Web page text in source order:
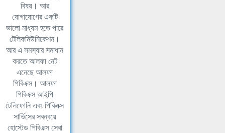
বিষয়। আর
যোগাযোগের একটি
ভালো মাধ্যম হতে পারে
টেলিকমিউনিকেশন।
আর এ সমস্যার সমাধান
করতে আলফা নেট
এনেছে আলফা
পিবিএক্স। আলফা
পিবিএক্স আইপি
টেলিফোনি এবং পিবিএক্স
সার্ভিসের সবন্বয়ে
হোস্টেড পিবিএক্স সেবা